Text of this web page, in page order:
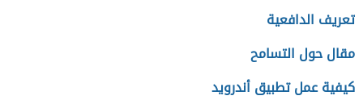
تعريف الدافعية
مقال حول التسامح
كيفية عمل تطبيق أندرويد